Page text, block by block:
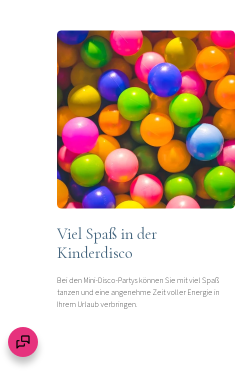
Viel Spaß in der
Kinderdisco
Bei den Mini-Disco-Partys können Sie mit viel Spaß
tanzen und eine angenehme Zeit voller Energie in
Ihrem Urlaub verbringen.